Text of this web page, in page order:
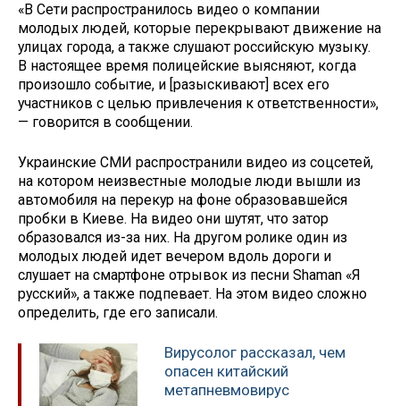
«В Сети распространилось видео о компании
молодых людей, которые перекрывают движение на
улицах города, а также слушают российскую музыку.
В настоящее время полицейские выясняют, когда
произошло событие, и [разыскивают] всех его
участников с целью привлечения к ответственности»,
— говорится в сообщении.
Украинские СМИ распространили видео из соцсетей,
на котором неизвестные молодые люди вышли из
автомобиля на перекур на фоне образовавшейся
пробки в Киеве. На видео они шутят, что затор
образовался из-за них. На другом ролике один из
молодых людей идет вечером вдоль дороги и
слушает на смартфоне отрывок из песни Shaman «Я
русский», а также подпевает. На этом видео сложно
определить, где его записали.
Вирусолог рассказал, чем
опасен китайский
метапневмовирус